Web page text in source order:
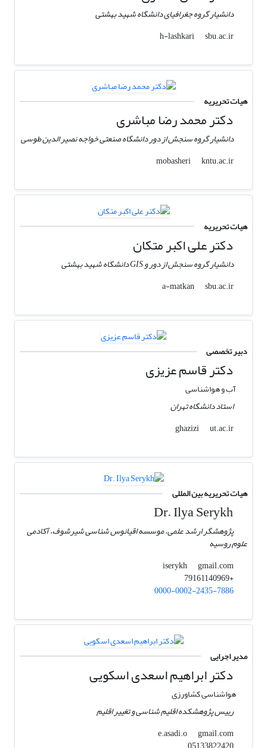
دانشیار گروه جغرافیای دانشگاه شهید بهشتی
h-lashkari
sbu.ac.ir
هیات تحریریه
دکتر محمد رضا مباشری
دانشیار گروه سنجش از دور دانشگاه صنعتی خواجه نصیر الدین طوسی
mobasheri
kntu.ac.ir
هیات تحریریه
دکتر علی اکبر متکان
دانشیار گروه سنجش از دور و GIS دانشگاه شهید بهشتی
a-matkan
sbu.ac.ir
دبیر تخصصی
دکتر قاسم عزیزی
آب و هواشناسی
استاد دانشگاه تهران
ghazizi
ut.ac.ir
هیات تحریریه بین المللی
Dr. Ilya Serykh
پژوهشگر ارشد علمی، موسسه اقیانوس شناسی شیرشوف، آکادمی
علوم روسیه
iserykh
gmail.com
+79161140969
0000-0002-2435-7886
مدیر اجرایی
دکتر ابراهیم اسعدی اسکویی
هواشناسی کشاورزی
رییس پژوهشکده اقلیم شناسی و تغییر اقلیم
e.asadi.o
gmail.com